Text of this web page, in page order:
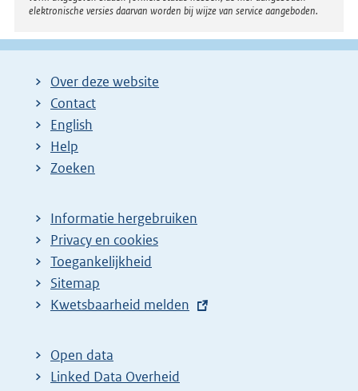
elektronische versies daarvan worden bij wijze van service aangeboden.
Over deze website
Contact
English
Help
Zoeken
Informatie hergebruiken
Privacy en cookies
Toegankelijkheid
Sitemap
E
t
e
Kwetsbaarheid melden
Open data
Linked Data Overheid